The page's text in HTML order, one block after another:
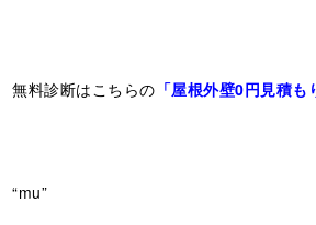
無料診断はこちらの 「屋根外壁0円見積も
“mu”